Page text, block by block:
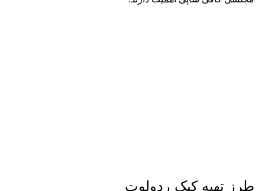
طرز تهیه کیک ردولوت